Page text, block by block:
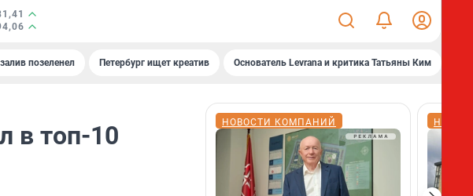
позеленел Петербург ищет креатив Основатель Levrana и критика Татьяны Ким
в топ-10
НОВОСТИ КОМПАНИЙ